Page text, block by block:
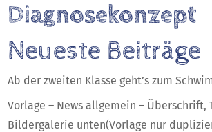
Diagnosekonzept
Neueste Beiträge
Ab der zweiten Klasse geht’s zum
Vorlage – News allgemein – Überschrift,
Bildergalerie unten(Vorlage nur